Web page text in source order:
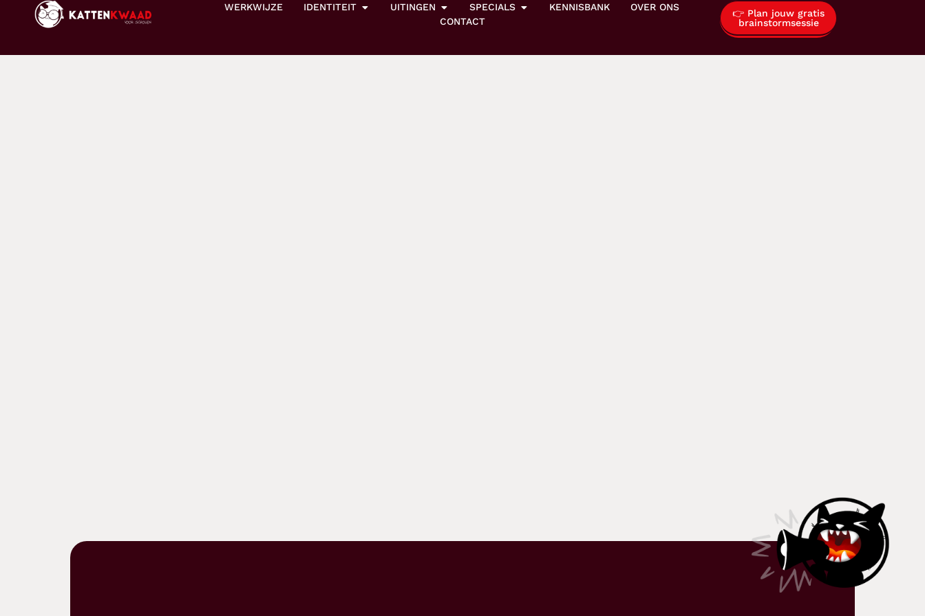
WERKWIJZE IDENTITEIT UITINGEN SPECIALS KENNISBANK
OVER ONS
CONTACT
👉 Plan jouw gratis
brainstormsessie